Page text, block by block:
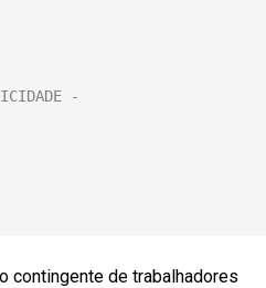
contingente de trabalhadores